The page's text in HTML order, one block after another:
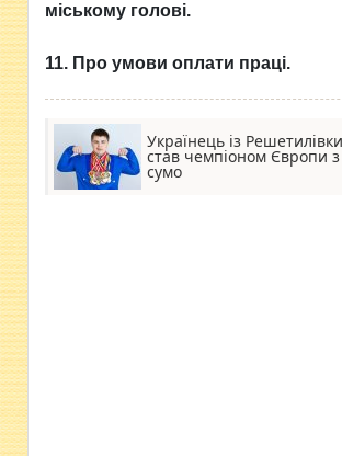
міському голові.
11. Про умови оплати праці.
Українець із Решетилівки
став чемпіоном Європи з
сумо